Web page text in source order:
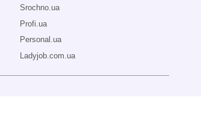
Srochno.ua
Profi.ua
Personal.ua
Ladyjob.com.ua